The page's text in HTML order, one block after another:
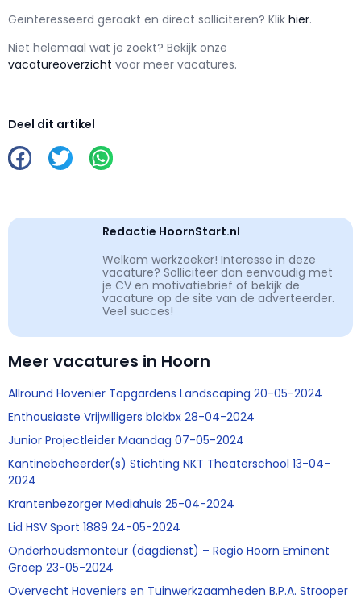
Geïnteresseerd geraakt en direct solliciteren? Klik hier.
Niet helemaal wat je zoekt? Bekijk onze
vacatureoverzicht voor meer vacatures.
Deel dit artikel
Redactie HoornStart.nl
Welkom werkzoeker! Interesse in deze
vacature? Solliciteer dan eenvoudig met
je CV en motivatiebrief of bekijk de
vacature op de site van de adverteerder.
Veel succes!
Meer vacatures in Hoorn
Allround Hovenier Topgardens Landscaping 20-05-2024
Enthousiaste Vrijwilligers blckbx 28-04-2024
Junior Projectleider Maandag 07-05-2024
Kantinebeheerder(s) Stichting NKT Theaterschool 13-04-
2024
Krantenbezorger Mediahuis 25-04-2024
Lid HSV Sport 1889 24-05-2024
Onderhoudsmonteur (dagdienst) – Regio Hoorn Eminent
Groep 23-05-2024
Overvecht Hoveniers en Tuinwerkzaamheden B.P.A. Strooper